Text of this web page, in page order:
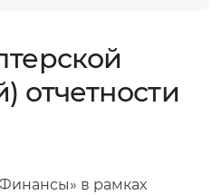
отчетности
в рамках